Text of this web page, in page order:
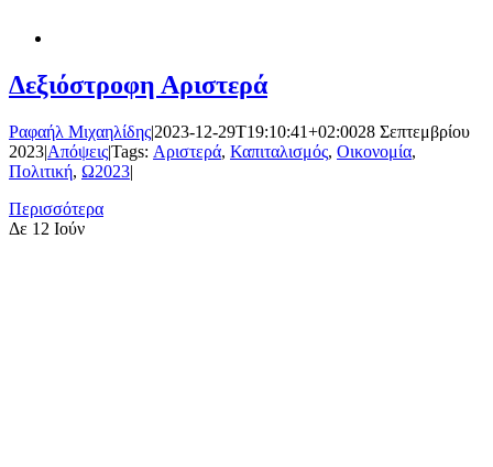
Δεξιόστροφη Αριστερά
Ραφαήλ Μιχαηλίδης|2023-12-29T19:10:41+02:0028 Σεπτεμβρίου
2023|Απόψεις|Tags: Αριστερά, Καπιταλισμός, Οικονομία,
Πολιτική, Ω2023|
Περισσότερα
Δε 12 Ιούν